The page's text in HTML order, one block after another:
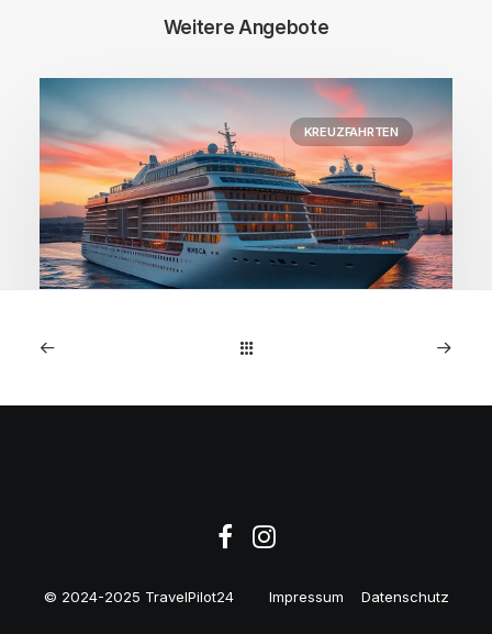
Weitere Angebote
KREUZFAHRTEN
1. Januar 2026
© 2024-2025 TravelPilot24 Impressum Datenschutz